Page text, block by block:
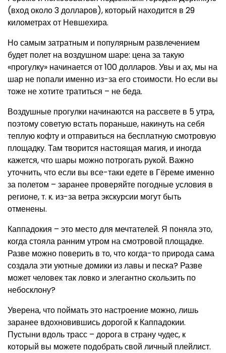
(вход около 3 долларов), который находится в 29
километрах от Невшехира.
Но самым затратным и популярным развлечением
будет полет на воздушном шаре: цена за такую
«прогулку» начинается от 100 долларов. Увы и ах, мы на
шар не попали именно из-за его стоимости. Но если вы
тоже не хотите тратиться – не беда.
Воздушные прогулки начинаются на рассвете в 5 утра,
поэтому советую встать пораньше, накинуть на себя
теплую кофту и отправиться на бесплатную смотровую
площадку. Там творится настоящая магия, и иногда
кажется, что шары можно потрогать рукой. Важно
уточнить, что если вы все-таки едете в Гёреме именно
за полетом – заранее проверяйте погодные условия в
регионе, т. к. из-за ветра экскурсии могут быть
отменены.
Каппадокия – это место для мечтателей. Я поняла это,
когда стояла ранним утром на смотровой площадке.
Разве можно поверить в то, что когда-то природа сама
создала эти уютные домики из лавы и песка? Разве
может человек так ловко и элегантно скользить по
небосклону?
Уверена, что поймать это настроение можно, лишь
заранее вдохновившись дорогой к Каппадокии.
Пустыни вдоль трасс – дорога в страну чудес, к
который вы можете подобрать свой личный плейлист.